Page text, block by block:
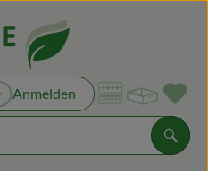
Anmelden
öffnen oder